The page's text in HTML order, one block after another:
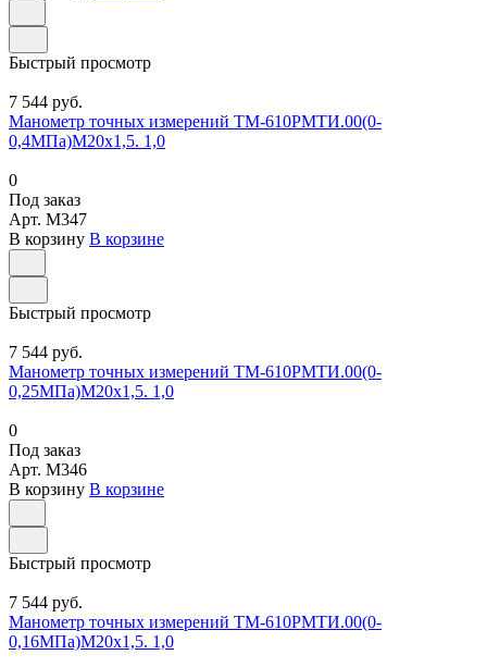
Быстрый просмотр
7 544 руб.
Манометр точных измерений ТМ-610РМТИ.00(0-
0,4МПа)М20х1,5. 1,0
0
Под заказ
Арт. M347
В корзину В корзине
Быстрый просмотр
7 544 руб.
Манометр точных измерений ТМ-610РМТИ.00(0-
0,25МПа)М20х1,5. 1,0
0
Под заказ
Арт. M346
В корзину В корзине
Быстрый просмотр
7 544 руб.
Манометр точных измерений ТМ-610РМТИ.00(0-
0,16МПа)М20х1,5. 1,0